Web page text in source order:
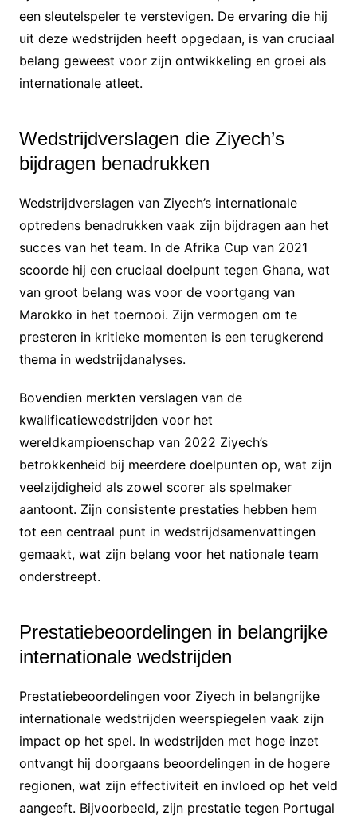
een sleutelspeler te verstevigen. De ervaring die hij
uit deze wedstrijden heeft opgedaan, is van cruciaal
belang geweest voor zijn ontwikkeling en groei als
internationale atleet.
Wedstrijdverslagen die Ziyech’s
bijdragen benadrukken
Wedstrijdverslagen van Ziyech’s internationale
optredens benadrukken vaak zijn bijdragen aan het
succes van het team. In de Afrika Cup van 2021
scoorde hij een cruciaal doelpunt tegen Ghana, wat
van groot belang was voor de voortgang van
Marokko in het toernooi. Zijn vermogen om te
presteren in kritieke momenten is een terugkerend
thema in wedstrijdanalyses.
Bovendien merkten verslagen van de
kwalificatiewedstrijden voor het
wereldkampioenschap van 2022 Ziyech’s
betrokkenheid bij meerdere doelpunten op, wat zijn
veelzijdigheid als zowel scorer als spelmaker
aantoont. Zijn consistente prestaties hebben hem
tot een centraal punt in wedstrijdsamenvattingen
gemaakt, wat zijn belang voor het nationale team
onderstreept.
Prestatiebeoordelingen in belangrijke
internationale wedstrijden
Prestatiebeoordelingen voor Ziyech in belangrijke
internationale wedstrijden weerspiegelen vaak zijn
impact op het spel. In wedstrijden met hoge inzet
ontvangt hij doorgaans beoordelingen in de hogere
regionen, wat zijn effectiviteit en invloed op het veld
aangeeft. Bijvoorbeeld, zijn prestatie tegen Portugal